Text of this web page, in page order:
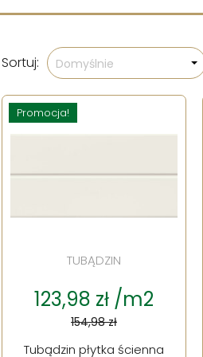
Sortuj: Domyślnie
Promocja!
TUBĄDZIN
123,98 zł /m2
154,98 zł
Tubądzin płytka ścienna